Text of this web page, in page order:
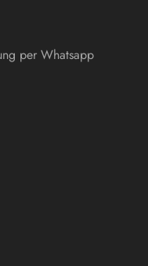
per Whatsapp